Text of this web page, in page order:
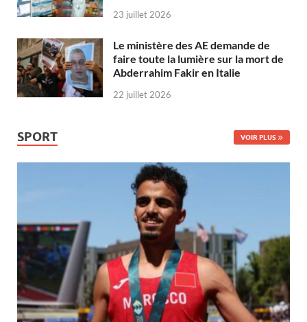
23 juillet 2026
Le ministère des AE demande de
faire toute la lumière sur la mort de
Abderrahim Fakir en Italie
22 juillet 2026
SPORT VOIR PLUS